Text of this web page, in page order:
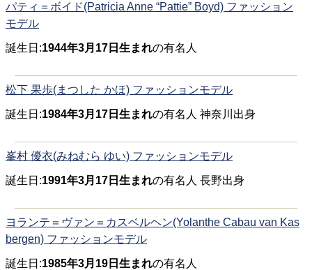
パティ＝ボイド(Patricia Anne “Pattie” Boyd) ファッション
モデル
誕生日:1944年3月17日生まれの有名人
松下 果歩(まつした かほ) ファッションモデル
誕生日:1984年3月17日生まれの有名人 神奈川出身
峯村 優衣(みねむら ゆい) ファッションモデル
誕生日:1991年3月17日生まれの有名人 長野出身
ヨランテ＝ヴァン＝カスベルヘン(Yolanthe Cabau van Kas
bergen) ファッションモデル
誕生日:1985年3月19日生まれの有名人